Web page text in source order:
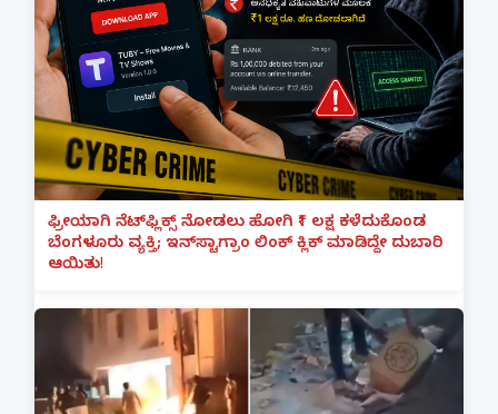
ಫ್ರೀಯಾಗಿ ನೆಟ್‌ಫ್ಲಿಕ್ಸ್ ನೋಡಲು ಹೋಗಿ ₹1 ಲಕ್ಷ ಕಳೆದುಕೊಂಡ
ಬೆಂಗಳೂರು ವ್ಯಕ್ತಿ; ಇನ್‌ಸ್ಟಾಗ್ರಾಂ ಲಿಂಕ್ ಕ್ಲಿಕ್ ಮಾಡಿದ್ದೇ ದುಬಾರಿ
ಆಯಿತು!